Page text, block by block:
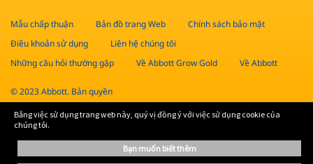
Mẫu chấp thuận Bản đồ trang Web
Chính sách bảo mật
Điều khoản sử dụng
Liên hệ chúng tôi
Những câu hỏi thường gặp
Về Abbott Grow Gold Về Abbott
© 2023 Abbott. Bản quyền
dụng cần tự đánh giá và điều chỉnh phù hợp. Luôn tham vấn và tuân thủ các
hướng dẫn của chuyên gia y tế để có chế độ tập luyện và ăn uống phù hợp
Bằng việc sử dụng trang web này, quý vị đồng ý với việc sử dụng cookie của
chúng tôi.
bạn muốn biết thêm